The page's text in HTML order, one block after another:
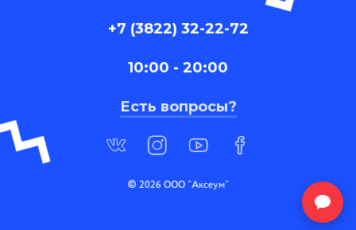
+7 (3822) 32-22-72
10:00 - 20:00
Есть вопросы?
© 2026 ООО "Аксеум"